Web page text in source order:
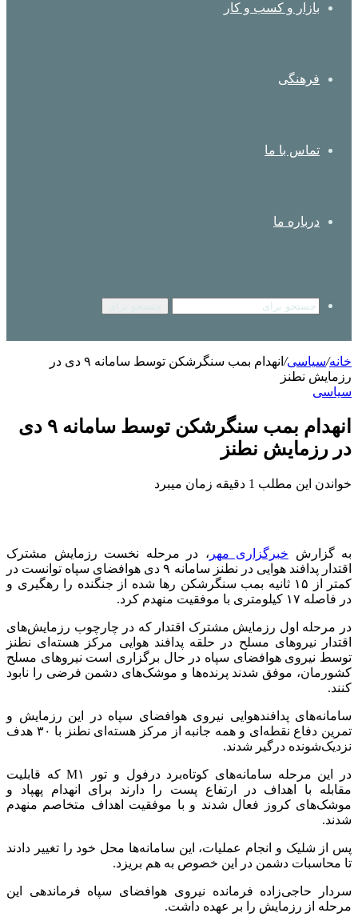
بازار و کسب و کار
فرهنگی
تماس با ما
درباره ما
خانه/سیاسی/
انهدام بمب سنگرشکن توسط سامانه ۹ دی در
رزمایش نطنز
سیاسی
انهدام بمب سنگرشکن توسط سامانه ۹ دی
در رزمایش نطنز
خواندن این مطلب 1 دقیقه زمان میبرد
به گزارش خبرگزاری مهر ، در مرحله نخست رزمایش مشترک
اقتدار پدافند هوایی در نطنز سامانه ۹ دی هوافضای سپاه توانست در
کمتر از ۱۵ ثانیه بمب
سنگرشکن رها شده از جنگنده را رهگیری و
در فاصله ۱۷ کیلومتری با موفقیت منهدم کرد.
در مرحله اول رزمایش مشترک اقتدار که در چارچوب رزمایش‌های
اقتدار نیروهای مسلح در حلقه پدافند هوایی مرکز هسته‌ای نطنز
توسط نیروی هوافضای سپاه در حال برگزاری است نیروهای مسلح
کشورمان، موفق شدند پرنده‌ها و موشک‌های دشمن فرضی را نابود
کنند.
سامانه‌های پدافندهوایی نیروی هوافضای سپاه در این رزمایش و
تمرین دفاع نقطه‌ای و همه جانبه از مرکز هسته‌ای نطنز با ۳۰ هدف
نزدیک‌شونده درگیر شدند.
در این مرحله سامانه‌های کوتاه‌برددرفول
و تور M۱ که قابلیت
مقابله با اهداف در ارتفاع پست را دارند برای انهدام پهپاد و
موشک‌های کروز فعال شدند و با موفقیت اهداف متخاصم منهدم
شدند.
پس از شلیک و انجام عملیات، این سامانه‌ها محل خود را تغییر دادند
تا محاسبات دشمن در این خصوص به هم بریزد.
سردار حاجی‌زاده فرمانده نیروی هوافضای سپاه فرماندهی این
مرحله از رزمایش را بر عهده داشت.